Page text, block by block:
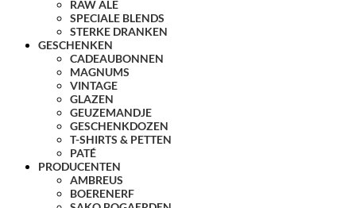
RAW ALE
SPECIALE BLENDS
STERKE DRANKEN
GESCHENKEN
CADEAUBONNEN
MAGNUMS
VINTAGE
GLAZEN
GEUZEMANDJE
GESCHENKDOZEN
T-SHIRTS & PETTEN
PATÉ
PRODUCENTEN
AMBREUS
BOERENERF